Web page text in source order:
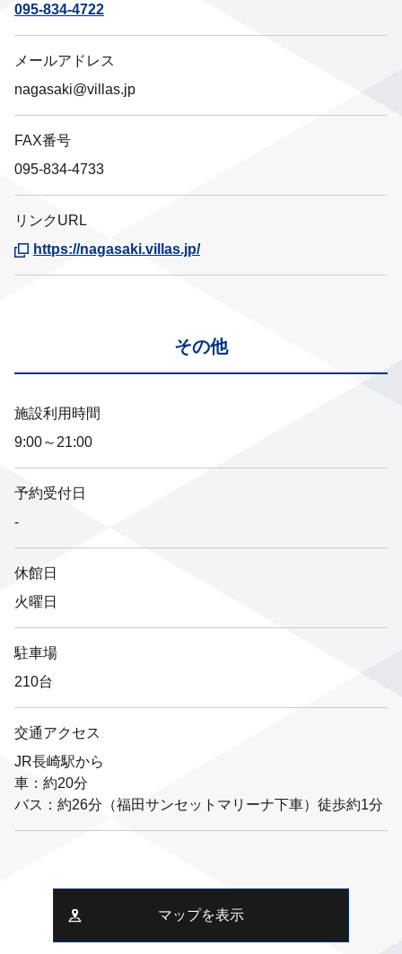
095-834-4722
メールアドレス
nagasaki@villas.jp
FAX番号
095-834-4733
リンクURL
https://nagasaki.villas.jp/
その他
施設利用時間
9:00～21:00
予約受付日
-
休館日
火曜日
駐車場
210台
交通アクセス
JR長崎駅から
車：約20分
バス：約26分（福田サンセットマリーナ下車）徒歩約1分
マップを表示